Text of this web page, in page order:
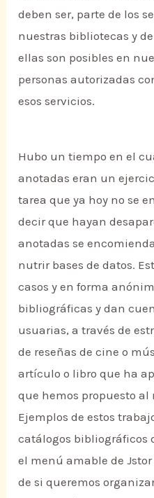
deben ser, parte de los
nuestras bibliotecas y
ellas son posibles en
personas autorizadas
esos servicios.
Hubo un tiempo en el
anotadas eran un
tarea que ya hoy no se
decir que hayan
anotadas se
nutrir bases de datos.
casos y en forma
bibliográficas y dan
usuarias, a través de
de reseñas de cine o
artículo o libro que ha
que hemos propuesto al
Ejemplos de estos
catálogos bibliográficos
el menú amable de
de si queremos